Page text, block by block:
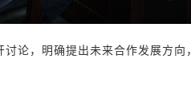
论，明确提出未来合作发展方